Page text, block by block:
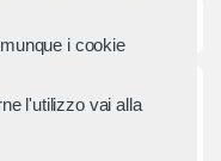
i cookie
l'utilizzo vai alla